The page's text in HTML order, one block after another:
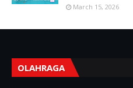
March 15, 2026
OLAHRAGA